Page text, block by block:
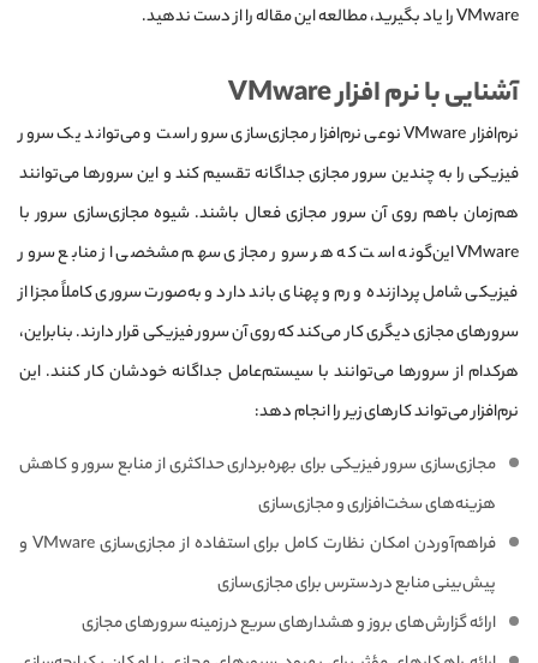
VMware را یاد بگیرید، مطالعه این مقاله را از دست ندهید.
آشنایی با نرم‌ افزار VMware
نرم‌افزار VMware نوعی نرم‌افزار مجازی‌سازی سرور است و می‌تواند یک سرور
فیزیکی را به چندین سرور مجازی جداگانه تقسیم کند و این سرورها می‌توانند
هم‌زمان با‌هم روی آن سرور مجازی فعال باشند. شیوه مجازی‌سازی سرور با
VMware این‌گونه است که هر سرور مجازی سهم مشخصی از منابع سرور
فیزیکی شامل پردازنده و رم و پهنای باند دارد و به‌صورت سروری کاملاً مجزا از
سرورهای مجازی دیگری کار می‌کند که روی آن سرور فیزیکی قرار دارند. بنابراین،
هر‌کدام از سرورها می‌توانند با سیستم‌عامل جداگانه خودشان کار کنند. این
نرم‌افزار می‌تواند کارهای زیر را انجام دهد:
مجازی‌سازی سرور فیزیکی برای بهره‌برداری حداکثری از منابع سرور و کاهش
هزینه‌های سخت‌افزاری و مجازی‌سازی
فراهم‌آوردن امکان نظارت کامل برای استفاده از مجازی‌سازی VMware و
پیش‌بینی منابع دردسترس برای مجازی‌سازی
ارائه گزارش‌های بروز و هشدارهای سریع درزمینه سرورهای مجازی